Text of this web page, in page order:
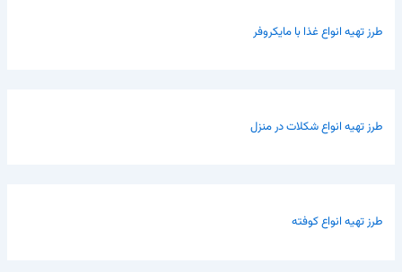
طرز تهیه انواع غذا با مایکروفر
طرز تهیه انواع شکلات در منزل
طرز تهیه انواع کوفته